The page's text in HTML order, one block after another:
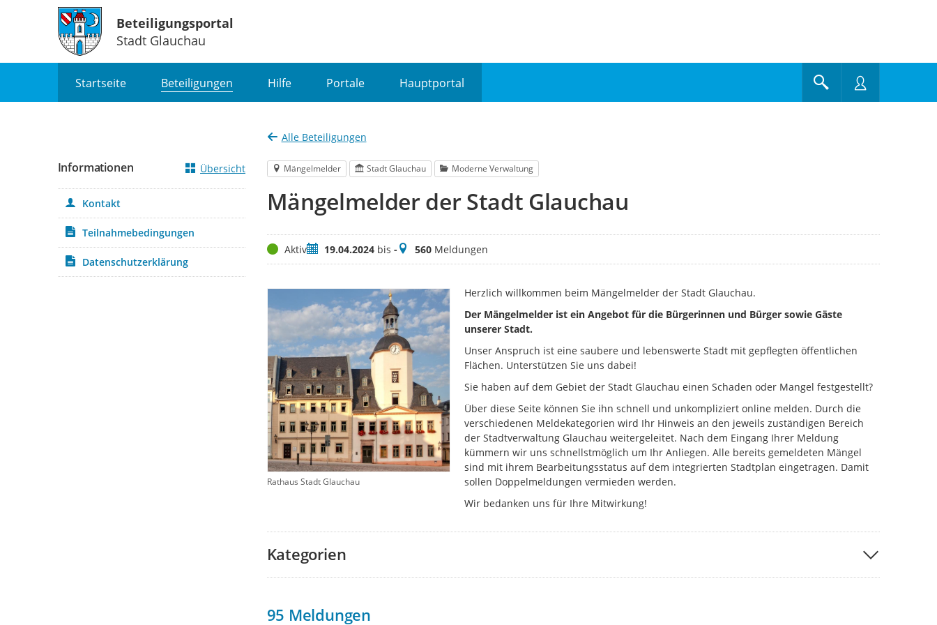
Beteiligungsportal
Stadt Glauchau
Startseite Beteiligungen Hilfe Portale Hauptportal
Alle Beteiligungen
Mängelmelder Stadt Glauchau Moderne Verwaltung
Mängelmelder der Stadt Glauchau
StatusAktivZeitraum
19.04.2024bis -Meldungen
560Meldungen
Rathaus Stadt Glauchau
Herzlich willkommen beim Mängelmelder der Stadt Glauchau.
Der Mängelmelder ist ein Angebot für die Bürgerinnen und Bürger sowie Gäste
unserer Stadt.
Unser Anspruch ist eine saubere und lebenswerte Stadt mit gepflegten öffentlichen
Flächen. Unterstützen Sie uns dabei!
Sie haben auf dem Gebiet der Stadt Glauchau einen Schaden oder Mangel festgestellt?
Über diese Seite können Sie ihn schnell und unkompliziert online melden. Durch die
verschiedenen Meldekategorien wird Ihr Hinweis an den jeweils zuständigen Bereich
der Stadtverwaltung Glauchau weitergeleitet. Nach dem Eingang Ihrer Meldung
kümmern wir uns schnellstmöglich um Ihr Anliegen. Alle bereits gemeldeten Mängel
sind mit ihrem Bearbeitungsstatus auf dem integrierten Stadtplan eingetragen. Damit
sollen Doppelmeldungen vermieden werden.
Wir bedanken uns für Ihre Mitwirkung!
Kategorien
95 Meldungen
Informationen Übersicht
Kontakt
Teilnahmebedingungen
Datenschutzerklärung